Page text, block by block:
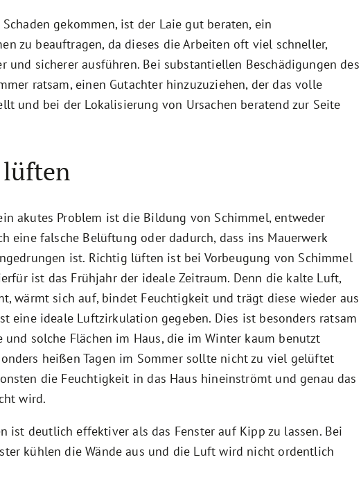
gekommen, ist der Laie gut beraten, ein
zu beauftragen, da dieses die Arbeiten oft viel schneller,
und sicherer ausführen. Bei substantiellen Beschädigungen des
ratsam, einen Gutachter hinzuzuziehen, der das volle
und bei der Lokalisierung von Ursachen beratend zur Seite
akutes Problem ist die Bildung von Schimmel, entweder
eine falsche Belüftung oder dadurch, dass ins Mauerwerk
ist. Richtig lüften ist bei Vorbeugung von Schimmel
ist das Frühjahr der ideale Zeitraum. Denn die kalte Luft,
wärmt sich auf, bindet Feuchtigkeit und trägt diese wieder aus
eine ideale Luftzirkulation gegeben. Dies ist besonders ratsam
und solche Flächen im Haus, die im Winter kaum benutzt
heißen Tagen im Sommer sollte nicht zu viel gelüftet
die Feuchtigkeit in das Haus hineinströmt und genau das
wird.
ist deutlich effektiver als das Fenster auf Kipp zu lassen. Bei
kühlen die Wände aus und die Luft wird nicht ordentlich